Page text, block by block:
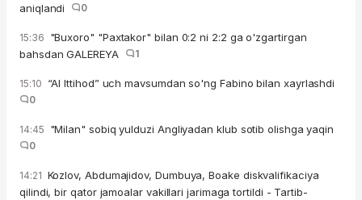
aniqlandi
0
15:36 "Buxoro" "Paxtakor" bilan 0:2 ni 2:2 ga o'zgartirgan
bahsdan GALEREYA
1
15:10 “Al Ittihod” uch mavsumdan so'ng Fabino bilan xayrlashdi
0
14:45 "Milan" sobiq yulduzi Angliyadan klub sotib olishga yaqin
0
14:21 Kozlov, Abdumajidov, Dumbuya, Boake diskvalifikaciya
qilindi, bir qator jamoalar vakillari jarimaga tortildi - Tartib-